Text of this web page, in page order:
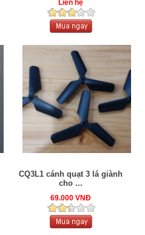
Liên hệ
CQ3L1 cánh quạt 3 lá giành
cho ...
69.000 VNĐ